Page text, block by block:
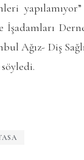
Ağız- Diş